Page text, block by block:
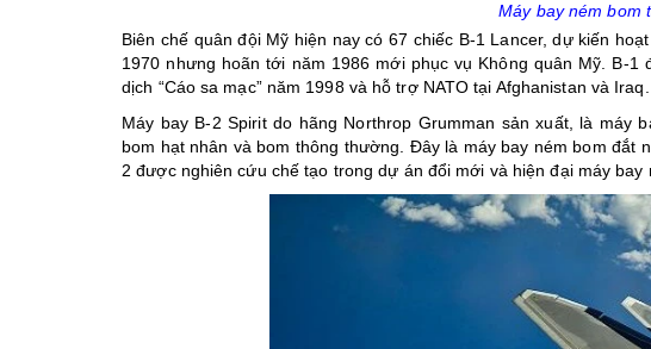
Máy bay ném bom
Biên chế quân đội Mỹ hiện nay có 67 chiếc B-1 Lancer, dự kiến
1970 nhưng hoãn tới năm 1986 mới phục vụ Không quân Mỹ. B-
dịch “Cáo sa mạc” năm 1998 và hỗ trợ NATO tại Afghanistan và Iraq.
Máy bay B-2 Spirit do hãng Northrop Grumman sản xuất, là
bom hạt nhân và bom thông thường. Đây là máy bay ném bom đắt
2 được nghiên cứu chế tạo trong dự án đổi mới và hiện đại máy bay